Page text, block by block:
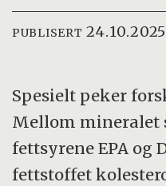
PUBLISERT
Spesielt peker
Mellom mineralet
fettsyrene EPA og
fettstoffet